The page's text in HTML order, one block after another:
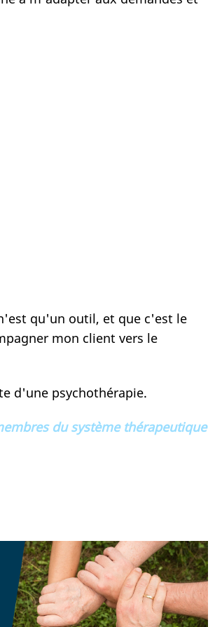
qu'un outil, et que c'est le
mon client vers le
d'une psychothérapie.
du système thérapeutique